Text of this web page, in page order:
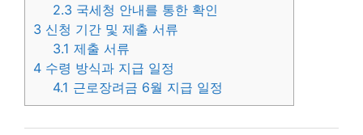
2.3 국세청 안내를 통한 확인
3 신청 기간 및 제출 서류
3.1 제출 서류
4 수령 방식과 지급 일정
4.1 근로장려금 6월 지급 일정